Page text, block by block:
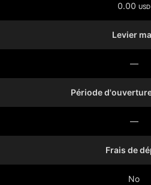
0.00 USD
Levier
—
Période
—
Frais de
No